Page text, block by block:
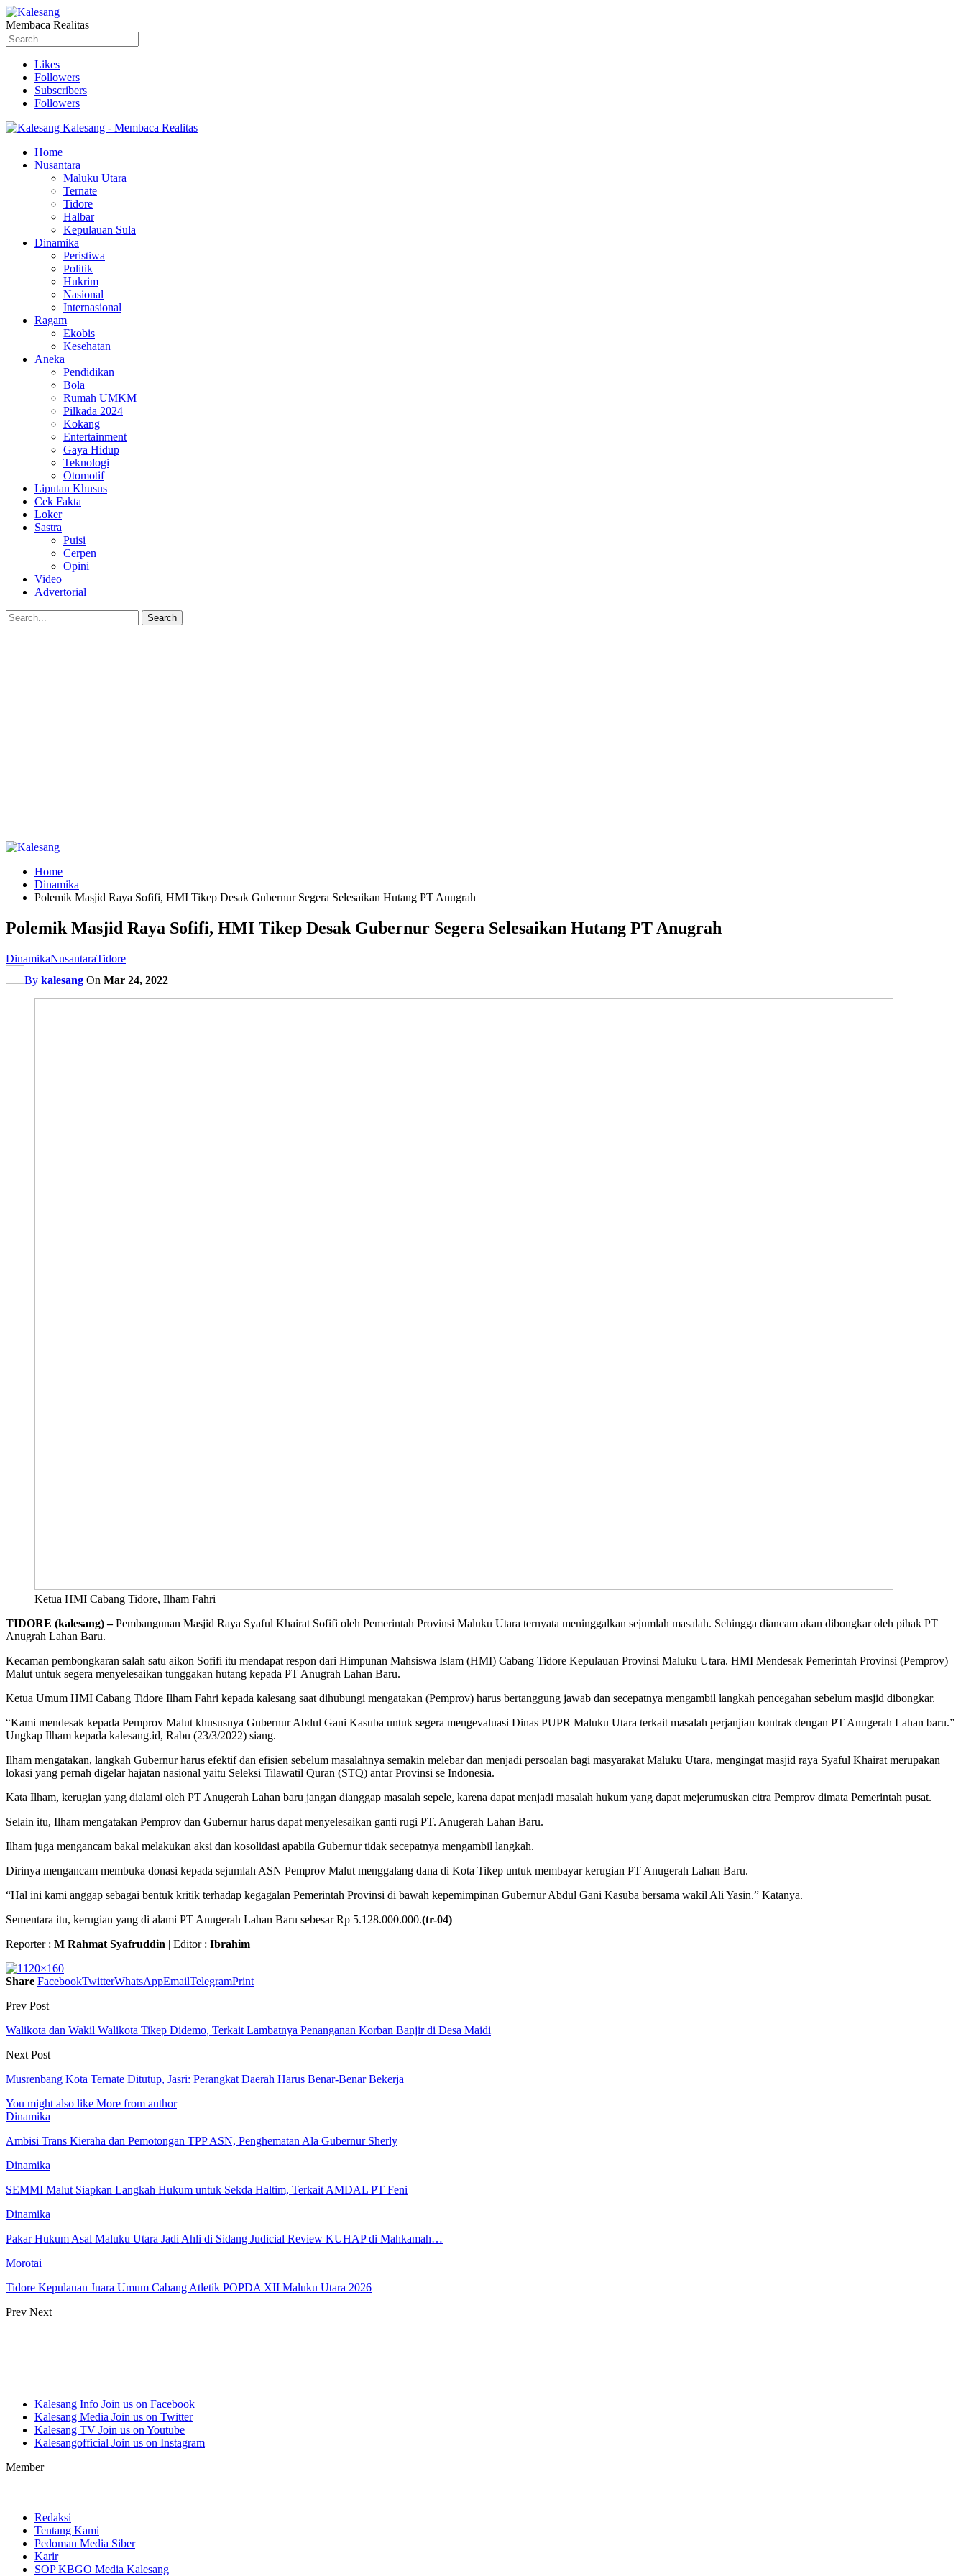
Membaca Realitas
Likes
Followers
Subscribers
Followers
Kalesang - Membaca Realitas
Home
Nusantara
Maluku Utara
Ternate
Tidore
Halbar
Kepulauan Sula
Dinamika
Peristiwa
Politik
Hukrim
Nasional
Internasional
Ragam
Ekobis
Kesehatan
Aneka
Pendidikan
Bola
Rumah UMKM
Pilkada 2024
Kokang
Entertainment
Gaya Hidup
Teknologi
Otomotif
Liputan Khusus
Cek Fakta
Loker
Sastra
Puisi
Cerpen
Opini
Video
Advertorial
Home
Dinamika
Polemik Masjid Raya Sofifi, HMI Tikep Desak Gubernur Segera Selesaikan Hutang PT Anugrah
Polemik Masjid Raya Sofifi, HMI Tikep Desak Gubernur Segera Selesaikan Hutang PT Anugrah
DinamikaNusantaraTidore
By kalesang On Mar 24, 2022
Ketua HMI Cabang Tidore, Ilham Fahri
TIDORE (kalesang) –Pembangunan Masjid Raya Syaful Khairat Sofifi oleh Pemerintah Provinsi Maluku Utara ternyata meninggalkan sejumlah masalah. Sehingga diancam akan dibongkar oleh pihak PT
Anugrah Lahan Baru.
Kecaman pembongkaran salah satu aikon Sofifi itu mendapat respon dari Himpunan Mahsiswa Islam (HMI) Cabang Tidore Kepulauan Provinsi Maluku Utara. HMI Mendesak Pemerintah Provinsi (Pemprov)
Malut untuk segera menyelesaikan tunggakan hutang kepada PT Anugrah Lahan Baru.
Ketua Umum HMI Cabang Tidore Ilham Fahri kepada kalesang saat dihubungi mengatakan (Pemprov) harus bertanggung jawab dan secepatnya mengambil langkah pencegahan sebelum masjid dibongkar.
“Kami mendesak kepada Pemprov Malut khususnya Gubernur Abdul Gani Kasuba untuk segera mengevaluasi Dinas PUPR Maluku Utara terkait masalah perjanjian kontrak dengan PT Anugerah Lahan baru.”
Ungkap Ilham kepada kalesang.id, Rabu (23/3/2022) siang.
Ilham mengatakan, langkah Gubernur harus efektif dan efisien sebelum masalahnya semakin melebar dan menjadi persoalan bagi masyarakat Maluku Utara, mengingat masjid raya Syaful Khairat merupakan
lokasi yang pernah digelar hajatan nasional yaitu Seleksi Tilawatil Quran (STQ) antar Provinsi se Indonesia.
Kata Ilham, kerugian yang dialami oleh PT Anugerah Lahan baru jangan dianggap masalah sepele, karena dapat menjadi masalah hukum yang dapat mejerumuskan citra Pemprov dimata Pemerintah pusat.
Selain itu, Ilham mengatakan Pemprov dan Gubernur harus dapat menyelesaikan ganti rugi PT. Anugerah Lahan Baru.
Ilham juga mengancam bakal melakukan aksi dan kosolidasi apabila Gubernur tidak secepatnya mengambil langkah.
Dirinya mengancam membuka donasi kepada sejumlah ASN Pemprov Malut menggalang dana di Kota Tikep untuk membayar kerugian PT Anugerah Lahan Baru.
“Hal ini kami anggap sebagai bentuk kritik terhadap kegagalan Pemerintah Provinsi di bawah kepemimpinan Gubernur Abdul Gani Kasuba bersama wakil Ali Yasin.” Katanya.
Sementara itu, kerugian yang di alami PT Anugerah Lahan Baru sebesar Rp 5.128.000.000.(tr-04)
Reporter : M Rahmat Syafruddin | Editor : Ibrahim
Share FacebookTwitterWhatsAppEmailTelegramPrint
Prev Post
Walikota dan Wakil Walikota Tikep Didemo, Terkait Lambatnya Penanganan Korban Banjir di Desa Maidi
Next Post
Musrenbang Kota Ternate Ditutup, Jasri: Perangkat Daerah Harus Benar-Benar Bekerja
You might also like More from author
Dinamika
Ambisi Trans Kieraha dan Pemotongan TPP ASN, Penghematan Ala Gubernur Sherly
Dinamika
SEMMI Malut Siapkan Langkah Hukum untuk Sekda Haltim, Terkait AMDAL PT Feni
Dinamika
Pakar Hukum Asal Maluku Utara Jadi Ahli di Sidang Judicial Review KUHAP di Mahkamah…
Morotai
Tidore Kepulauan Juara Umum Cabang Atletik POPDA XII Maluku Utara 2026
Prev Next
Kalesang Info Join us on Facebook
Kalesang Media Join us on Twitter
Kalesang TV Join us on Youtube
Kalesangofficial Join us on Instagram
Member
Redaksi
Tentang Kami
Pedoman Media Siber
Karir
SOP KBGO Media Kalesang